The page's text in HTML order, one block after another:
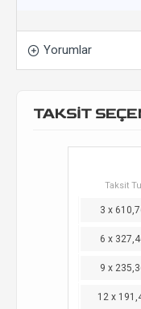
Yorumlar
TAKSİT
Taksit
3 x
6 x
9 x
12 x